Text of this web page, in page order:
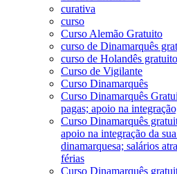
curativa
curso
Curso Alemão Gratuito
curso de Dinamarquês
curso de Holandês
Curso de Vigilante
Curso Dinamarquês
Curso Dinamarquês
pagas; apoio na
Curso Dinamarquês
apoio na integração da
dinamarquesa; salários
férias
Curso Dinamarquês